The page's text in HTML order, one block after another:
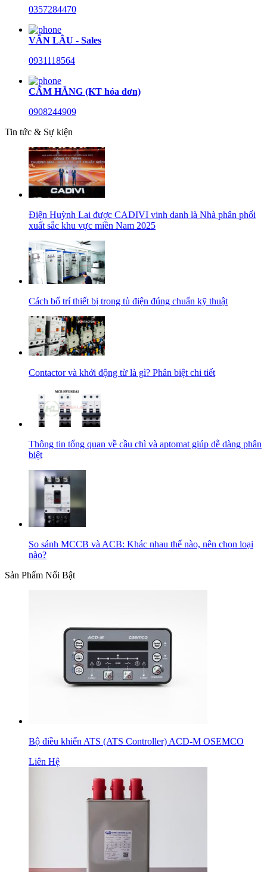
0357284470
VĂN LÂU - Sales
0931118564
CẨM HẰNG (KT hóa đơn)
0908244909
Tin tức & Sự kiện
Điện Huỳnh Lai được CADIVI vinh danh là Nhà phân phối
xuất sắc khu vực miền Nam 2025
Cách bố trí thiết bị trong tủ điện đúng chuẩn kỹ thuật
Contactor và khởi động từ là gì? Phân biệt chi tiết
Thông tin tổng quan về cầu chì và aptomat giúp dễ dàng phân
biệt
So sánh MCCB và ACB: Khác nhau thế nào, nên chọn loại
nào?
Sản Phẩm Nổi Bật
Bộ điều khiển ATS (ATS Controller) ACD-M OSEMCO
Liên Hệ